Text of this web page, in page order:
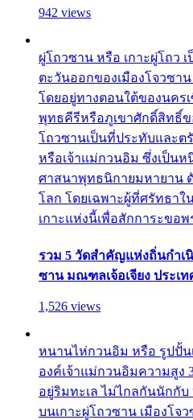
942 views
ผู่โถวซาน หรือ เกาะผู่โถว
ตะวันออกของเมืองโจวซา
โดยอยู่ทางตอนใต้ของนคร
พุทธคีรีหรือภูเขาศักดิ์สิทธิ์
โถวซานเป็นที่ประทับและต
หรือเจ้าแม่กวนอิม ซึ่งเป็น
ศาสนาพุทธนิกายมหายาน
โลก โดยเฉพาะผู้ที่ศรัทธาใ
เกาะแห่งนี้เพื่อสักการะขอ
รวม 5 วัดสำคัญแห่งถิ่นกำเ
ซาน มณฑลเจ้อเจียง ประเท
1,526 views
หนานไห่กวนอิม หรือ รูปปั้น
องค์เจ้าแม่กวนอิมความสูง
อยู่ริมทะเล ไม่ไกลกันนักกับ
บนเกาะผู่โถวซาน เมืองโจ